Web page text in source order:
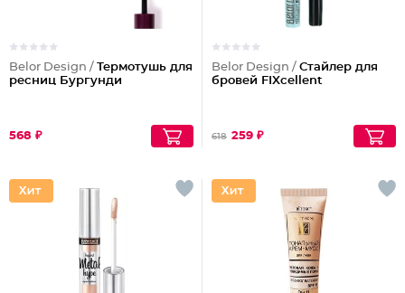
Belor Design / Термотушь для
ресниц Бургунди
568 ₽
Belor Design / Стайлер для
бровей FIXcellent
618 259 ₽